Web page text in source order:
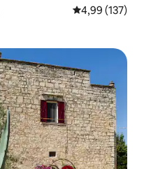
Gemiddelde
4,99 (137)